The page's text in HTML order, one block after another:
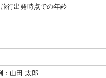
行出発時点での年齢
：山田 太郎